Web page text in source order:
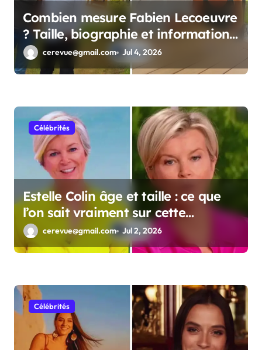
Combien mesure Fabien Lecoeuvre
? Taille, biographie et informations
complètes
cerevue@gmail.com Jul 4, 2026
Célébrités
Estelle Colin âge et taille : ce que
l’on sait vraiment sur cette
personnalité
cerevue@gmail.com Jul 2, 2026
Célébrités